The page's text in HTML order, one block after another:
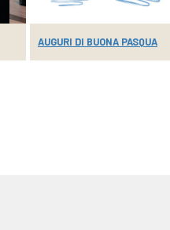
AUGURI DI BUONA PASQUA